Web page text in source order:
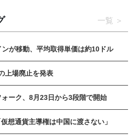
一覧
が移動、平均取得単価は約10ドル
上場廃止を発表
ーク、8月23日から3段階で開始
想通貨主導権は中国に渡さない」